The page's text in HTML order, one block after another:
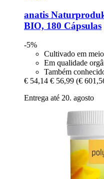
anatis
BIO, 180 Cápsulas
-5%
Cultivado em
Em qualidade
Também
€ 54,14 € 56,99 (€
Entrega até 20. agosto